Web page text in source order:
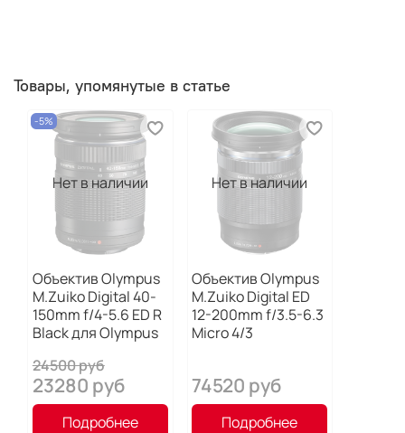
Товары, упомянутые в статье
Нет в наличии
-5%
Объектив Olympus
M.Zuiko Digital 40-
150mm f/4-5.6 ED R
Black для Olympus
24500 руб
23280 руб
Подробнее
Нет в наличии
Объектив Olympus
M.Zuiko Digital ED
12-200mm f/3.5-6.3
Micro 4/3
74520 руб
Подробнее